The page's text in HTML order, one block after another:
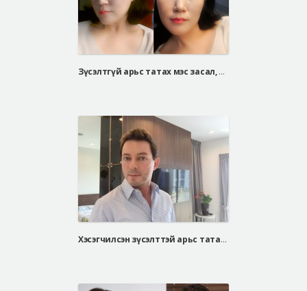
Зүсэлтгүй арьс татах мэс засал, Дээд зовхи татах мэс засал
Хэсэгчилсэн зүсэлттэй арьс татах мэс засал